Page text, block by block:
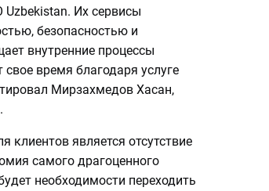
Их сервисы
безопасностью и
внутренние процессы
время благодаря услуге
Мирзахмедов Хасан,
является отсутствие
самого драгоценного
необходимости переходить